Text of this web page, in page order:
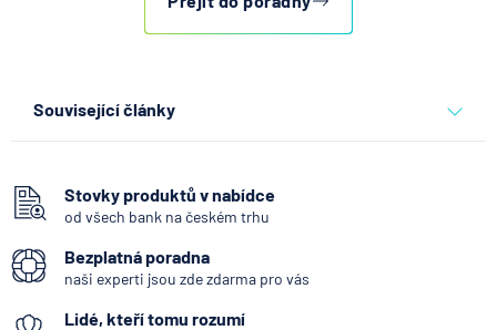
Související články
7.8.2026
Stovky produktů v nabídce
od všech bank na českém trhu
Bezplatná poradna
naši experti jsou zde zdarma pro vás
Lidé, kteří tomu rozumí